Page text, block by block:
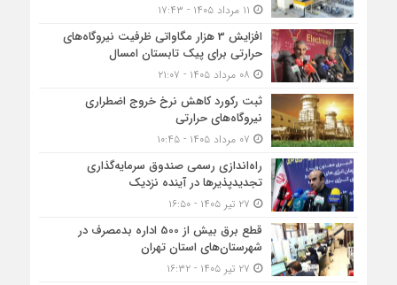
افزایش 3 هزار مگاواتی ظرفیت نیروگاه‌های
حرارتی برای پیک تابستان امسال
ثبت رکورد کاهش نرخ خروج اضطراری
نیروگاه‌های حرارتی
راه‌اندازی رسمی صندوق سرمایه‌گذاری
تجدیدپذیرها در آینده نزدیک
قطع برق بیش از 500 اداره بدمصرف در
شهرستان‌های استان تهران